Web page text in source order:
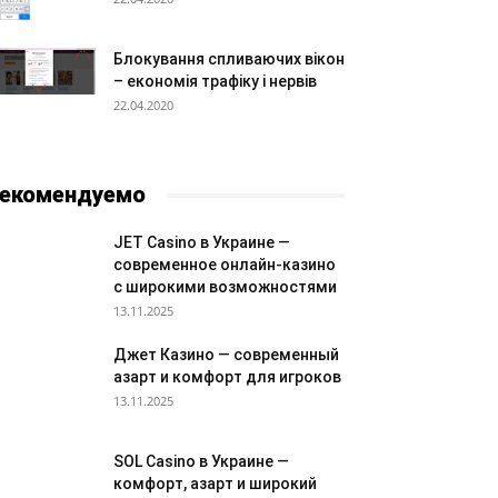
Блокування спливаючих вікон
– економія трафіку і нервів
22.04.2020
JET Casino в Украине —
современное онлайн-казино
с широкими возможностями
13.11.2025
Джет Казино — современный
азарт и комфорт для игроков
13.11.2025
SOL Casino в Украине —
комфорт, азарт и широкий